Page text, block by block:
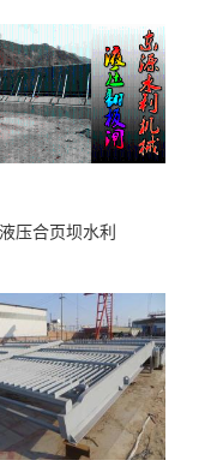
液压合页坝水利